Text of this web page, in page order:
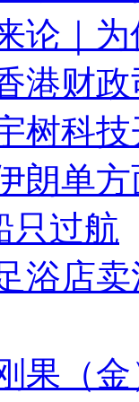
论｜
港财
树科
朗单
只过航
浴店
果（